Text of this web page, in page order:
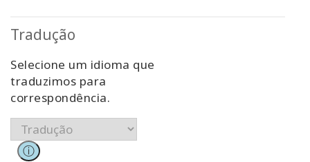
Facilitators
Shop
More
Novidades
Tradução
Selecione um idioma que
traduzimos para
correspondência.
ⓘ